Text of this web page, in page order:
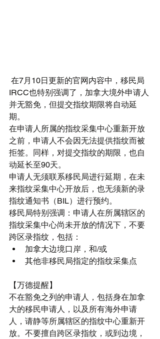
IRCC也特别强调了，加拿大境外申请人
并无豁免，但提交指纹期限将自动延
期。
在申请人所属的指纹采集中心重新开放
之前，申请人不会因无法提供指纹而被
拒签。同样，对提交指纹的期限，也自
动延长至90天。
申请人无须联系移民局进行延期，在未
来指纹采集中心开放后，也无须新的录
指纹通知书（BIL）进行预约。
移民局特别强调：申请人在所属辖区的
指纹采集中心尚未开放的情况下，不要
跨区录指纹，包括：
加拿大边境口岸，和/或
其他非移民局指定的指纹采集点
【万德提醒】
不在豁免之列的申请人，包括身在加拿
大的移民申请人，以及所有海外申请
人，请静等所属辖区的指纹中心重新开
放。不要擅自跨区录指纹，或到边境，